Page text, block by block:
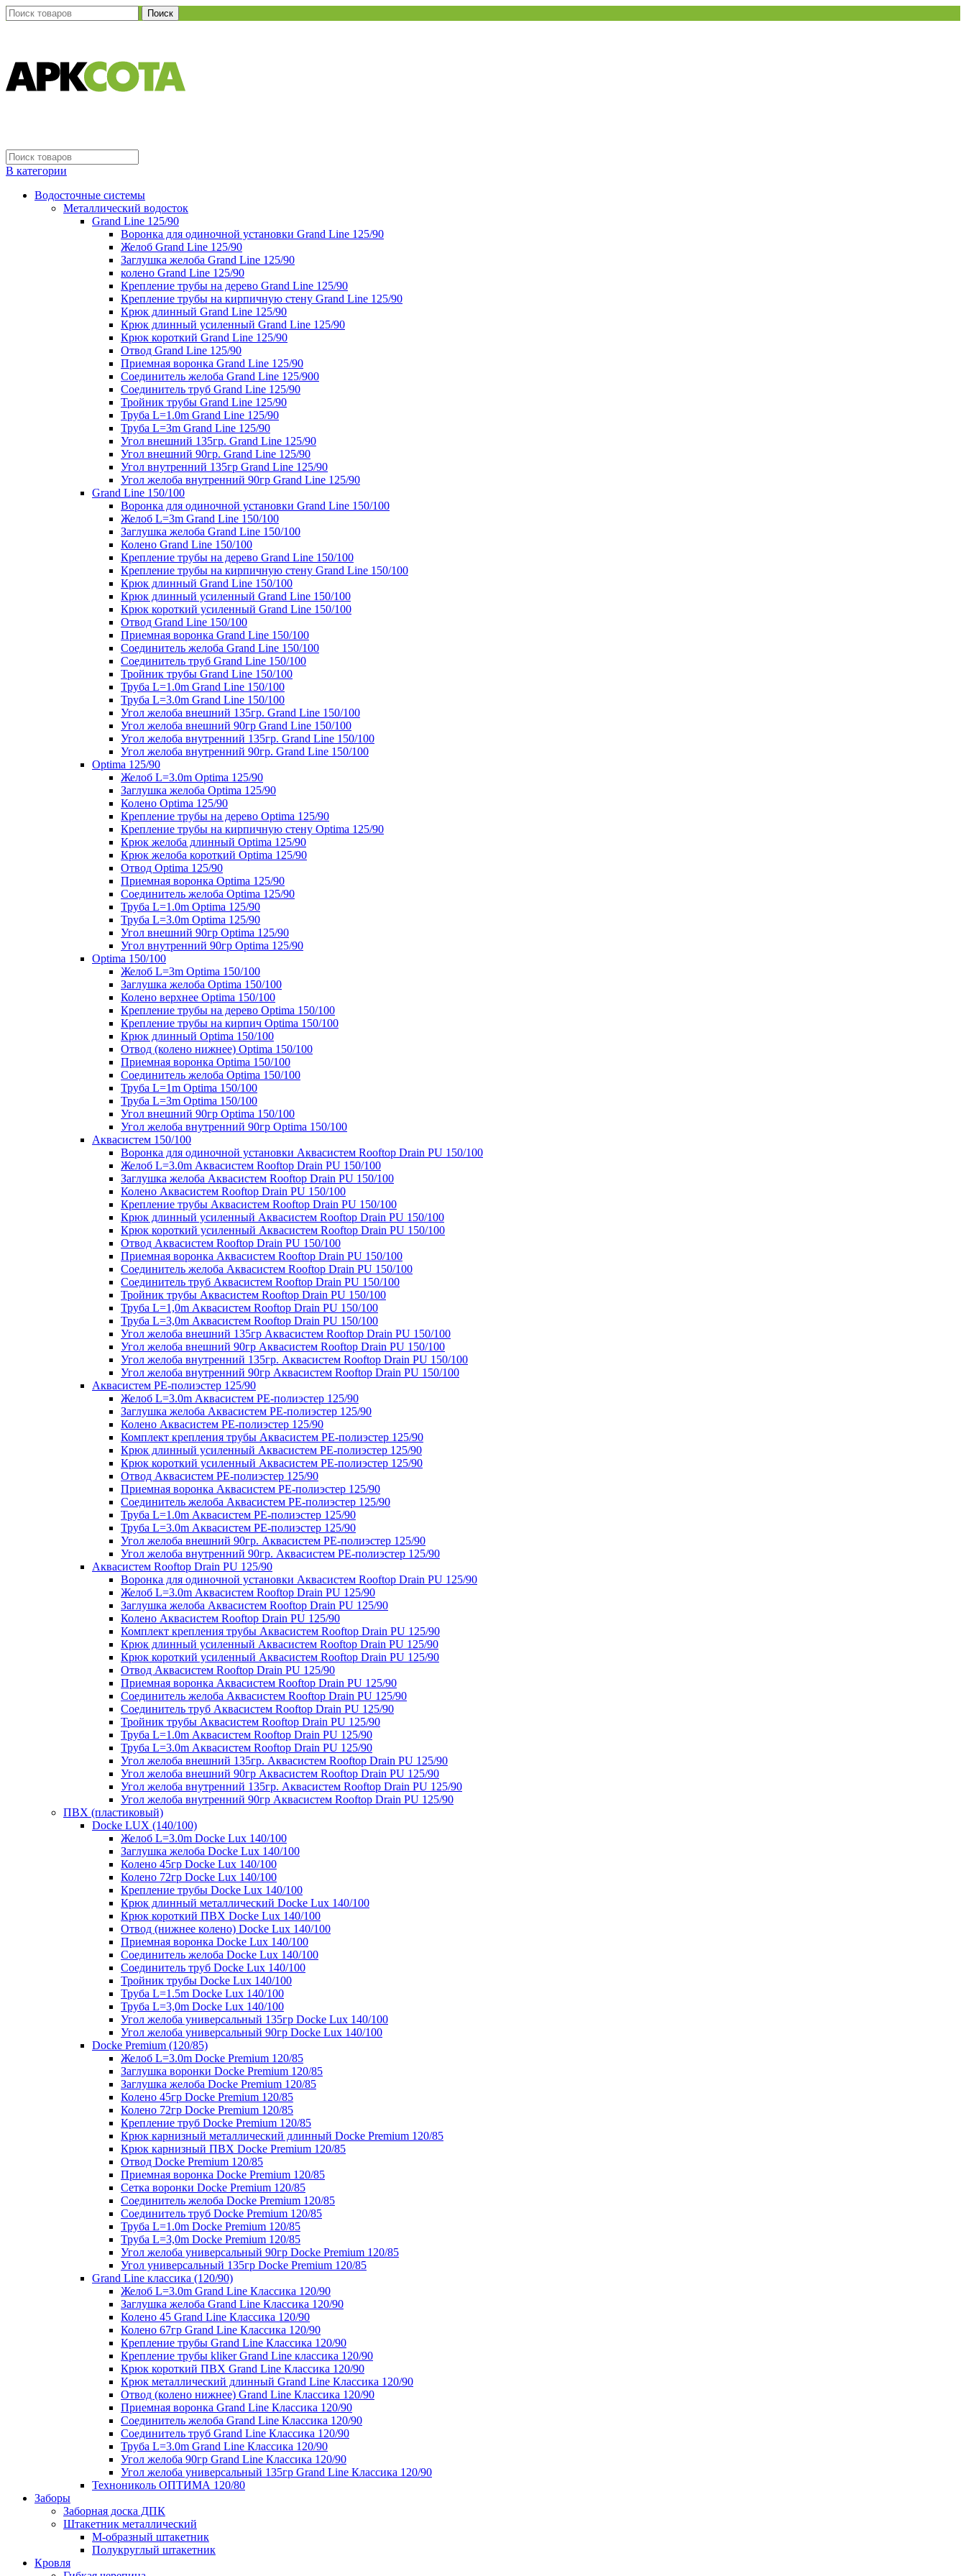
Поиск
В категории
Водосточные системы
Металлический водосток
Grand Line 125/90
Воронка для одиночной установки Grand Line 125/90
Желоб Grand Line 125/90
Заглушка желоба Grand Line 125/90
колено Grand Line 125/90
Крепление трубы на дерево Grand Line 125/90
Крепление трубы на кирпичную стену Grand Line 125/90
Крюк длинный Grand Line 125/90
Крюк длинный усиленный Grand Line 125/90
Крюк короткий Grand Line 125/90
Отвод Grand Line 125/90
Приемная воронка Grand Line 125/90
Соединитель желоба Grand Line 125/900
Соединитель труб Grand Line 125/90
Тройник трубы Grand Line 125/90
Труба L=1.0m Grand Line 125/90
Труба L=3m Grand Line 125/90
Угол внешний 135гр. Grand Line 125/90
Угол внешний 90гр. Grand Line 125/90
Угол внутренний 135гр Grand Line 125/90
Угол желоба внутренний 90гр Grand Line 125/90
Grand Line 150/100
Воронка для одиночной установки Grand Line 150/100
Желоб L=3m Grand Line 150/100
Заглушка желоба Grand Line 150/100
Колено Grand Line 150/100
Крепление трубы на дерево Grand Line 150/100
Крепление трубы на кирпичную стену Grand Line 150/100
Крюк длинный Grand Line 150/100
Крюк длинный усиленный Grand Line 150/100
Крюк короткий усиленный Grand Line 150/100
Отвод Grand Line 150/100
Приемная воронка Grand Line 150/100
Соединитель желоба Grand Line 150/100
Соединитель труб Grand Line 150/100
Тройник трубы Grand Line 150/100
Труба L=1.0m Grand Line 150/100
Труба L=3.0m Grand Line 150/100
Угол желоба внешний 135гр. Grand Line 150/100
Угол желоба внешний 90гр Grand Line 150/100
Угол желоба внутренний 135гр. Grand Line 150/100
Угол желоба внутренний 90гр. Grand Line 150/100
Optima 125/90
Желоб L=3.0m Optima 125/90
Заглушка желоба Optima 125/90
Колено Optima 125/90
Крепление трубы на дерево Optima 125/90
Крепление трубы на кирпичную стену Optima 125/90
Крюк желоба длинный Optima 125/90
Крюк желоба короткий Optima 125/90
Отвод Optima 125/90
Приемная воронка Optima 125/90
Соединитель желоба Optima 125/90
Труба L=1.0m Optima 125/90
Труба L=3.0m Optima 125/90
Угол внешний 90гр Optima 125/90
Угол внутренний 90гр Optima 125/90
Optima 150/100
Желоб L=3m Optima 150/100
Заглушка желоба Optima 150/100
Колено верхнее Optima 150/100
Крепление трубы на дерево Optima 150/100
Крепление трубы на кирпич Optima 150/100
Крюк длинный Optima 150/100
Отвод (колено нижнее) Optima 150/100
Приемная воронка Optima 150/100
Соединитель желоба Optima 150/100
Труба L=1m Optima 150/100
Труба L=3m Optima 150/100
Угол внешний 90гр Optima 150/100
Угол желоба внутренний 90гр Optima 150/100
Аквасистем 150/100
Воронка для одиночной установки Аквасистем Rooftop Drain PU 150/100
Желоб L=3.0m Аквасистем Rooftop Drain PU 150/100
Заглушка желоба Аквасистем Rooftop Drain PU 150/100
Колено Аквасистем Rooftop Drain PU 150/100
Крепление трубы Аквасистем Rooftop Drain PU 150/100
Крюк длинный усиленный Аквасистем Rooftop Drain PU 150/100
Крюк короткий усиленный Аквасистем Rooftop Drain PU 150/100
Отвод Аквасистем Rooftop Drain PU 150/100
Приемная воронка Аквасистем Rooftop Drain PU 150/100
Соединитель желоба Аквасистем Rooftop Drain PU 150/100
Соединитель труб Аквасистем Rooftop Drain PU 150/100
Тройник трубы Аквасистем Rooftop Drain PU 150/100
Труба L=1,0m Аквасистем Rooftop Drain PU 150/100
Труба L=3,0m Аквасистем Rooftop Drain PU 150/100
Угол желоба внешний 135гр Аквасистем Rooftop Drain PU 150/100
Угол желоба внешний 90гр Аквасистем Rooftop Drain PU 150/100
Угол желоба внутренний 135гр. Аквасистем Rooftop Drain PU 150/100
Угол желоба внутренний 90гр Аквасистем Rooftop Drain PU 150/100
Аквасистем PE-полиэстер 125/90
Желоб L=3.0m Аквасистем PE-полиэстер 125/90
Заглушка желоба Аквасистем PE-полиэстер 125/90
Колено Аквасистем PE-полиэстер 125/90
Комплект крепления трубы Аквасистем PE-полиэстер 125/90
Крюк длинный усиленный Аквасистем PE-полиэстер 125/90
Крюк короткий усиленный Аквасистем PE-полиэстер 125/90
Отвод Аквасистем РЕ-полиэстер 125/90
Приемная воронка Аквасистем PE-полиэстер 125/90
Соединитель желоба Аквасистем PE-полиэстер 125/90
Труба L=1.0m Аквасистем PE-полиэстер 125/90
Труба L=3.0m Аквасистем PE-полиэстер 125/90
Угол желоба внешний 90гр. Аквасистем PE-полиэстер 125/90
Угол желоба внутренний 90гр. Аквасистем PE-полиэстер 125/90
Аквасистем Rooftop Drain PU 125/90
Воронка для одиночной установки Аквасистем Rooftop Drain PU 125/90
Желоб L=3.0m Аквасистем Rooftop Drain PU 125/90
Заглушка желоба Аквасистем Rooftop Drain PU 125/90
Колено Аквасистем Rooftop Drain PU 125/90
Комплект крепления трубы Аквасистем Rooftop Drain PU 125/90
Крюк длинный усиленный Аквасистем Rooftop Drain PU 125/90
Крюк короткий усиленный Аквасистем Rooftop Drain PU 125/90
Отвод Аквасистем Rooftop Drain PU 125/90
Приемная воронка Аквасистем Rooftop Drain PU 125/90
Соединитель желоба Аквасистем Rooftop Drain PU 125/90
Соединитель труб Аквасистем Rooftop Drain PU 125/90
Тройник трубы Аквасистем Rooftop Drain PU 125/90
Труба L=1.0m Аквасистем Rooftop Drain PU 125/90
Труба L=3.0m Аквасистем Rooftop Drain PU 125/90
Угол желоба внешний 135гр. Аквасистем Rooftop Drain PU 125/90
Угол желоба внешний 90гр Аквасистем Rooftop Drain PU 125/90
Угол желоба внутренний 135гр. Аквасистем Rooftop Drain PU 125/90
Угол желоба внутренний 90гр Аквасистем Rooftop Drain PU 125/90
ПВХ (пластиковый)
Docke LUX (140/100)
Желоб L=3.0m Docke Lux 140/100
Заглушка желоба Docke Lux 140/100
Колено 45гр Docke Lux 140/100
Колено 72гр Docke Lux 140/100
Крепление трубы Docke Lux 140/100
Крюк длинный металлический Docke Lux 140/100
Крюк короткий ПВХ Docke Lux 140/100
Отвод (нижнее колено) Docke Lux 140/100
Приемная воронка Docke Lux 140/100
Соединитель желоба Docke Lux 140/100
Соединитель труб Docke Lux 140/100
Тройник трубы Docke Lux 140/100
Труба L=1.5m Docke Lux 140/100
Труба L=3,0m Docke Lux 140/100
Угол желоба универсальный 135гр Docke Lux 140/100
Угол желоба универсальный 90гр Docke Lux 140/100
Docke Premium (120/85)
Желоб L=3.0m Docke Premium 120/85
Заглушка воронки Docke Premium 120/85
Заглушка желоба Docke Premium 120/85
Колено 45гр Docke Premium 120/85
Колено 72гр Docke Premium 120/85
Крепление труб Docke Premium 120/85
Крюк карнизный металлический длинный Docke Premium 120/85
Крюк карнизный ПВХ Docke Premium 120/85
Отвод Docke Premium 120/85
Приемная воронка Docke Premium 120/85
Сетка воронки Docke Premium 120/85
Соединитель желоба Docke Premium 120/85
Соединитель труб Docke Premium 120/85
Труба L=1.0m Docke Premium 120/85
Труба L=3,0m Docke Premium 120/85
Угол желоба универсальный 90гр Docke Premium 120/85
Угол универсальный 135гр Docke Premium 120/85
Grand Line классика (120/90)
Желоб L=3.0m Grand Line Классика 120/90
Заглушка желоба Grand Line Классика 120/90
Колено 45 Grand Line Классика 120/90
Колено 67гр Grand Line Классика 120/90
Крепление трубы Grand Line Классика 120/90
Крепление трубы kliker Grand Line классика 120/90
Крюк короткий ПВХ Grand Line Классика 120/90
Крюк металлический длинный Grand Line Классика 120/90
Отвод (колено нижнее) Grand Line Классика 120/90
Приемная воронка Grand Line Классика 120/90
Соединитель желоба Grand Line Классика 120/90
Соединитель труб Grand Line Классика 120/90
Труба L=3.0m Grand Line Классика 120/90
Угол желоба 90гр Grand Line Классика 120/90
Угол желоба универсальный 135гр Grand Line Классика 120/90
Технониколь ОПТИМА 120/80
Заборы
Заборная доска ДПК
Штакетник металлический
М-образный штакетник
Полукруглый штакетник
Кровля